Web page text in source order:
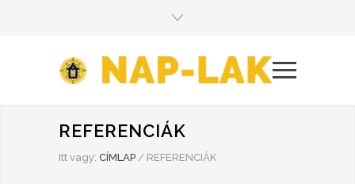
REFERENCIÁK
Itt vagy: CÍMLAP / REFERENCIÁK